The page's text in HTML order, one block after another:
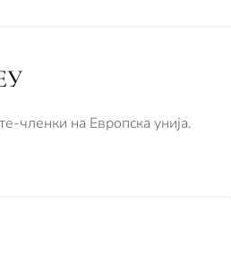
членки на Европска унија.